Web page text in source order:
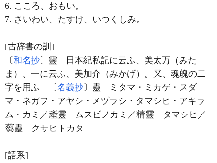
6. こころ、おもい。
7. さいわい、たすけ、いつくしみ。
[古辞書の訓]
〔和名抄〕靈 日本紀私記に云ふ、美太万（みた
ま）、一に云ふ、美加介（みかげ）。
、魂魄の二
字を用ふ 〔名義抄〕靈 ミタマ・ミカゲ・スダ
マ・ネガフ・アヤシ・メヅラシ・タマシヒ・アキラ
ム・カミ／
靈 ムスビノカミ／
靈 タマシヒ／
靈 クサヒトカタ
[語系]